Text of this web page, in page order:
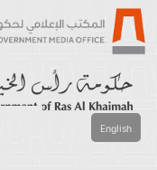
English